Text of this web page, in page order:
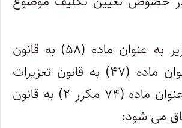
متن زیر به عنوان ماده (۵۸) به قانون
تعزیرات، به عنوان ماده (۴۷) به قانون تعزیرات
بهداشتی و به عنوان ماده (۷۴ مکرر ۲) به قانون
می شود: